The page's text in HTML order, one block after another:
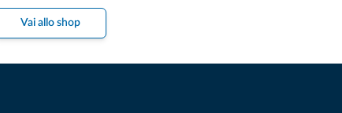
Vai allo shop